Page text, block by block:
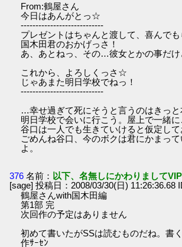
From:鶴屋さん
今日はあんがとっ☆
----------------------------
プレゼントはちゃんと渡して、喜んで
国木田君のおかげっさ！
あ、あとねっ、その…彼女とかの事だ
これから、よろしくっさ☆
じゃあまた明日学校でねっ！
----------------------------
…幸せ過ぎて死にそうと言うのはきっと
明日学校で会いに行こう。屋上で一緒に
谷口は一人でも生きていけると仮定して
ごめんね谷口、今のボクは君にかまっ
よ。
376 名前： 以下、名無しにかわりまして
[sage] 投稿日：2008/03/30(日) 11:26:36.68
鶴屋さんwith国木田編
第1部 完
次回作の予定はありません
初めて書いたがSSは読むものだね。書
作ｻｰｾﾝ